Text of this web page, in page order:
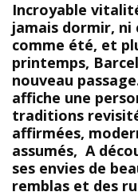
Incroyable
jamais dormir, ni
comme été, et
printemps,
nouveau
affiche une
traditions
affirmées,
assumés, A
ses envies de
remblas et des